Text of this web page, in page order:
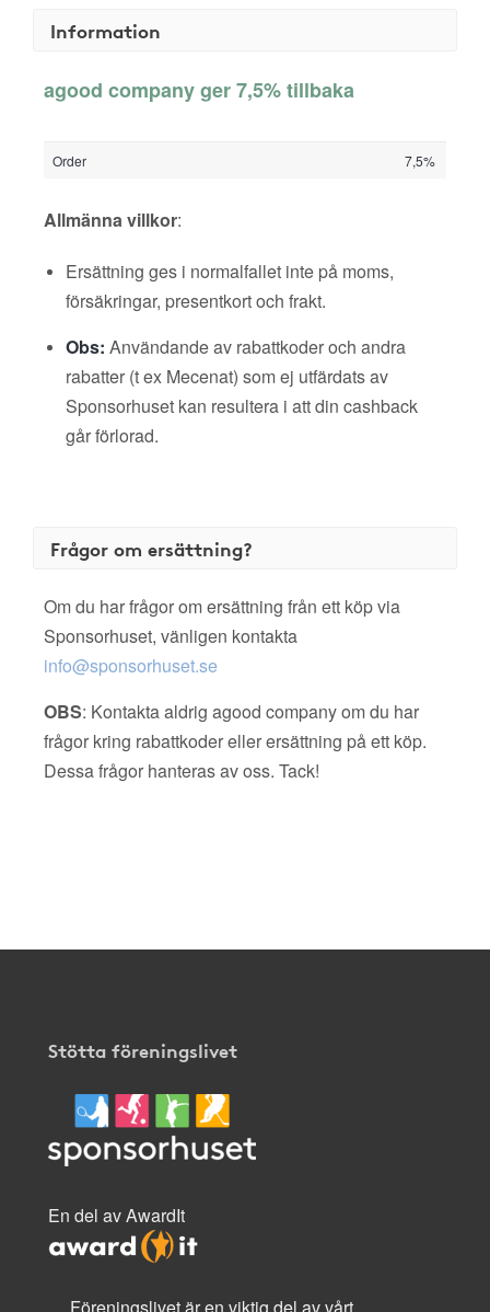
Information
agood company ger 7,5% tillbaka
Order 7,5%
Allmänna villkor:
Ersättning ges i normalfallet inte på moms,
försäkringar, presentkort och frakt.
Obs: Användande av rabattkoder och andra
rabatter (t ex Mecenat) som ej utfärdats av
Sponsorhuset kan resultera i att din cashback
går förlorad.
Frågor om ersättning?
Om du har frågor om ersättning från ett köp via
Sponsorhuset, vänligen kontakta
info@sponsorhuset.se
OBS: Kontakta aldrig agood company om du har
frågor kring rabattkoder eller ersättning på ett köp.
Dessa frågor hanteras av oss. Tack!
Stötta föreningslivet
En del av AwardIt